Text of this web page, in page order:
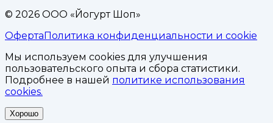
© 2026 ООО «Йогурт Шоп»
ОфертаПолитика конфиденциальности и cookie
Мы используем cookies для улучшения
пользовательского опыта и сбора статистики.
Подробнее в нашей политике использования
cookies.
Хорошо